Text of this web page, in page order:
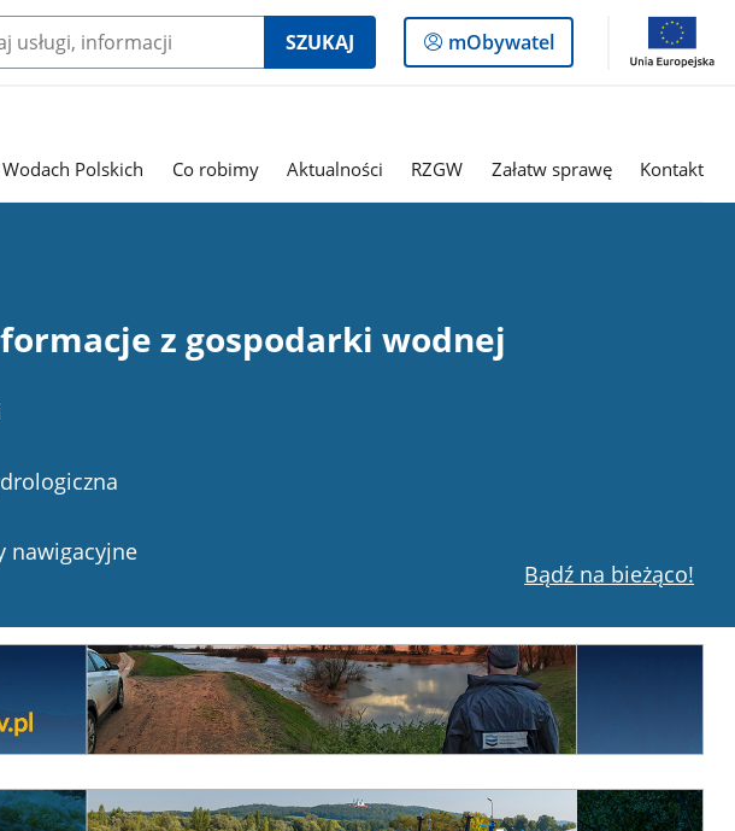
SZUKAJ
Logowanie
do
mObywatel
Polskich Co robimy Aktualności RZGW Załatw sprawę Kontakt
z gospodarki wodnej
nawigacyjne
Bądź na bieżąco!